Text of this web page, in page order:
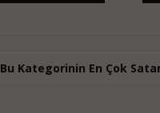
Bu Kategorinin En Çok